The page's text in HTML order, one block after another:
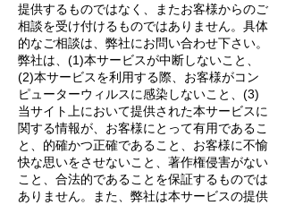
提供するものではなく、またお客様からのご
相談を受け付けるものではありません。具体
的なご相談は、弊社にお問い合わせ下さい。
弊社は、(1)本サービスが中断しないこと、
(2)本サービスを利用する際、お客様がコン
ピューターウィルスに感染しないこと、(3)
当サイト上において提供された本サービスに
関する情報が、お客様にとって有用であるこ
と、的確かつ正確であること、お客様に不愉
快な思いをさせないこと、著作権侵害がない
こと、合法的であることを保証するものでは
ありません。また、弊社は本サービスの提供